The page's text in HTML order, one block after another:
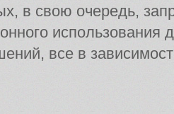
в свою очередь,
использования
все в